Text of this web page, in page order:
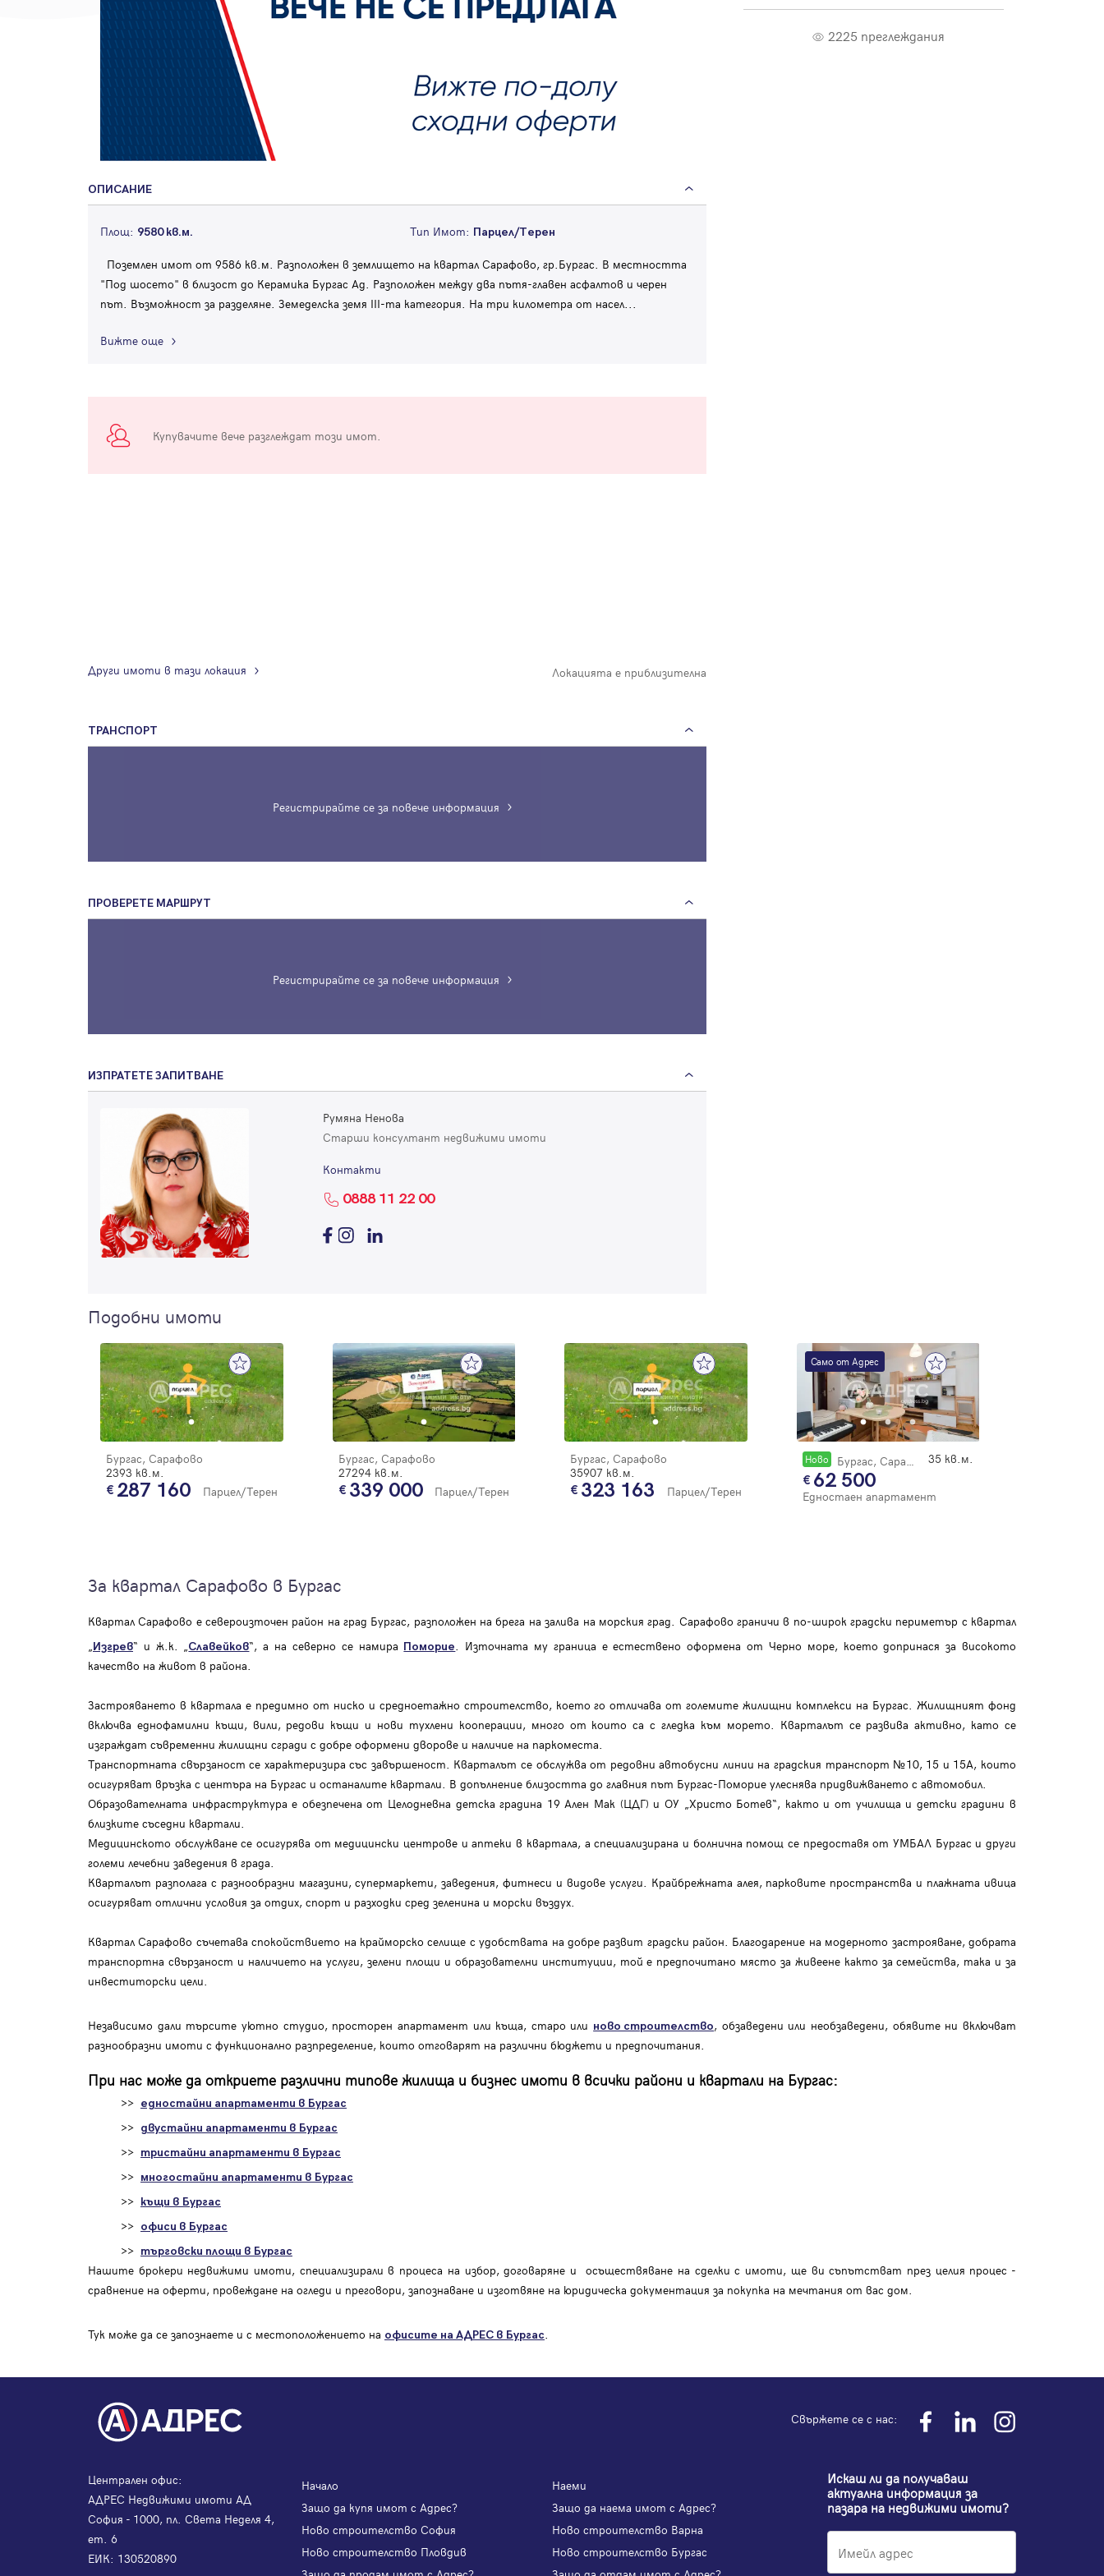
2225 преглеждания
ОПИСАНИЕ
Площ: 9580 кв.м. Тип Имот: Парцел/Терен
Поземлен имот от 9586 кв.м. Разположен в землището на квартал Сарафово, гр.Бургас. В местността
"Под шосето" в близост до Керамика Бургас Ад. Разположен между два пътя-главен асфалтов и черен
път. Възможност за разделяне. Земеделска земя III-та категория. На три километра от насел...
Вижте още
Купувачите вече разглеждат този имот.
Локацията е приблизителна
Други имоти в тази локация
ТРАНСПОРТ
Регистрирайте се за повече информация
ПРОВЕРЕТЕ МАРШРУТ
Регистрирайте се за повече информация
ИЗПРАТЕТЕ ЗАПИТВАНЕ
Румяна Ненова
Старши консултант недвижими имоти
Контакти
0888 11 22 00
Подобни имоти
Бургас, Сарафово
2393 кв.м.
287 160 Парцел/Терен
Бургас, Сарафово
27294 кв.м.
339 000 Парцел/Терен
Бургас, Сарафово
35907 кв.м.
323 163 Парцел/Терен
Само от Адрес
Новo 35 кв.м.
62 500
Едностаен апартамент
За квартал Сарафово в Бургас
Квартал Сарафово е североизточен район на град Бургас, разположен на брега на залива на морския град. Сарафово граничи в по-широк градски периметър с квартал
„Изгрев“ и ж.к. „Славейков“, а на северно се намира Поморие. Източната му граница е естествено оформена от Черно море, което допринася за високото
качество на живот в района.
Застрояването в квартала е предимно от ниско и средноетажно строителство, което го отличава от големите жилищни комплекси на Бургас. Жилищният фонд
включва еднофамилни къщи, вили, редови къщи и нови тухлени кооперации, много от които са с гледка към морето. Кварталът се развива активно, като се
изграждат съвременни жилищни сгради с добре оформени дворове и наличие на паркоместа.
Транспортната свързаност се характеризира със завършеност. Кварталът се обслужва от редовни автобусни линии на градския транспорт №10, 15 и 15А, които
осигуряват връзка с центъра на Бургас и останалите квартали. В допълнение близостта до главния път Бургас-Поморие улеснява придвижването с автомобил.
Образователната инфраструктура е обезпечена от Целодневна детска градина 19 Ален Мак (ЦДГ) и ОУ „Христо Ботев“, както и от училища и детски градини в
близките съседни квартали.
Медицинското обслужване се осигурява от медицински центрове и аптеки в квартала, а специализирана и болнична помощ се предоставя от УМБАЛ Бургас и други
големи лечебни заведения в града.
Кварталът разполага с разнообразни магазини, супермаркети, заведения, фитнеси и видове услуги. Крайбрежната алея, парковите пространства и плажната ивица
осигуряват отлични условия за отдих, спорт и разходки сред зеленина и морски въздух.
Квартал Сарафово съчетава спокойствието на крайморско селище с удобствата на добре развит градски район. Благодарение на модерното застрояване, добрата
транспортна свързаност и наличието на услуги, зелени площи и образователни институции, той е предпочитано място за живеене както за семейства, така и за
инвеститорски цели.
Независимо дали търсите уютно студио, просторен апартамент или къща, старо или ново строителство, обзаведени или необзаведени, обявите ни включват
разнообразни имоти с функционално разпределение, които отговарят на различни бюджети и предпочитания.
При нас може да откриете различни типове жилища и бизнес имоти в всички райони и квартали на Бургас:
>> едностайни апартаменти в Бургас
>> двустайни апартаменти в Бургас
>> тристайни апартаменти в Бургас
>> многостайни апартаменти в Бургас
>> къщи в Бургас
>> офиси в Бургас
>> търговски площи в Бургас
Нашите брокери недвижими имоти, специализирали в процеса на избор, договаряне и осъществяване на сделки с имоти, ще ви съпътстват през целия процес -
сравнение на оферти, провеждане на огледи и преговори, запознаване и изготвяне на юридическа документация за покупка на мечтания от вас дом.
Тук може да се запознаете и с местоположението на офисите на АДРЕС в Бургас.
Успех!
Благодарим ви! Проверете имейл адрес си, за да активирате
регистрацията.
Успех!
Благодарим ви! Очаквайте скоро да се свържем с вас!
Свържете се с нас:
Централен офис:
АДРЕС Недвижими имоти АД
София - 1000, пл. Света Неделя 4,
ет. 6
ЕИК: 130520890
Начало
Наеми
Защо да купя имот с Адрес?
Защо да наема имот с Адрес?
Ново строителство София
Ново строителство Варна
Ново строителство Пловдив
Ново строителство Бургас
Искаш ли да получаваш
актуална информация за
пазара на недвижими имоти?
Вход
Продължи с Facebook
Продължи с Google
Вход с имейл
Регистрация